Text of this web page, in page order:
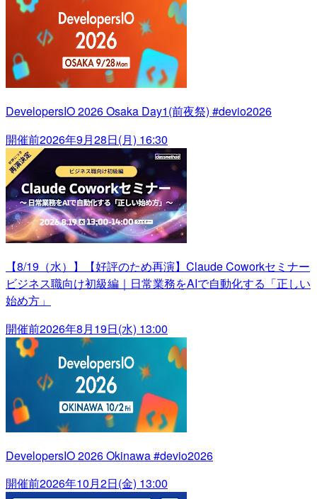
DevelopersIO 2026 Osaka Day1(前夜祭) #devio2026
開催前2026年9月28日(月) 16:30
【8/19（水）】【好評のため再演】Claude Coworkセミナー
ビジネス職向け初級編｜日常業務をAIで自動化する「正しい
始め方」
開催前2026年8月19日(水) 13:00
DevelopersIO 2026 Okinawa #devio2026
開催前2026年10月2日(金) 13:00